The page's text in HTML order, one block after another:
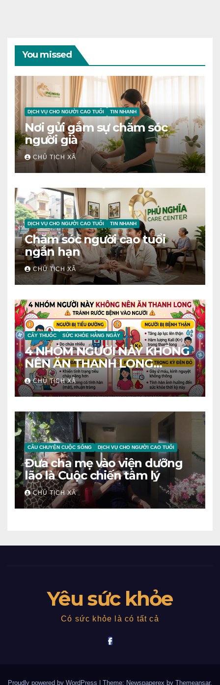
You missed
DỊCH VỤ CHO NGƯỜI CAO TUỔI TIN NHANH
Nơi gửi gắm sự chăm sóc
người già
CHỦ TỊCH XÃ
DỊCH VỤ CHO NGƯỜI CAO TUỔI TIN NHANH
Chăm sóc người cao tuổi
ngắn hạn
CHỦ TỊCH XÃ
CÂY THUỐC SỨC KHỎE HÀNG NGÀY
4 NHÓM NGƯỜI NÀY KHÔNG
NÊN ĂN THANH LONG
TRÁNH RƯỚC BỆNH VÀO
NGƯỜI
CHỦ TỊCH XÃ
CÂU CHUYỆN CUỘC SỐNG DỊCH VỤ CHO NGƯỜI CAO TUỔI
Đưa cha mẹ vào viện dưỡng
lão là Cuộc chiến tâm lý
CHỦ TỊCH XÃ
Yêu sức khỏe
Có sức khỏe là có tất cả
Proudly powered by WordPress Theme: Newspaperex by Themeansar.